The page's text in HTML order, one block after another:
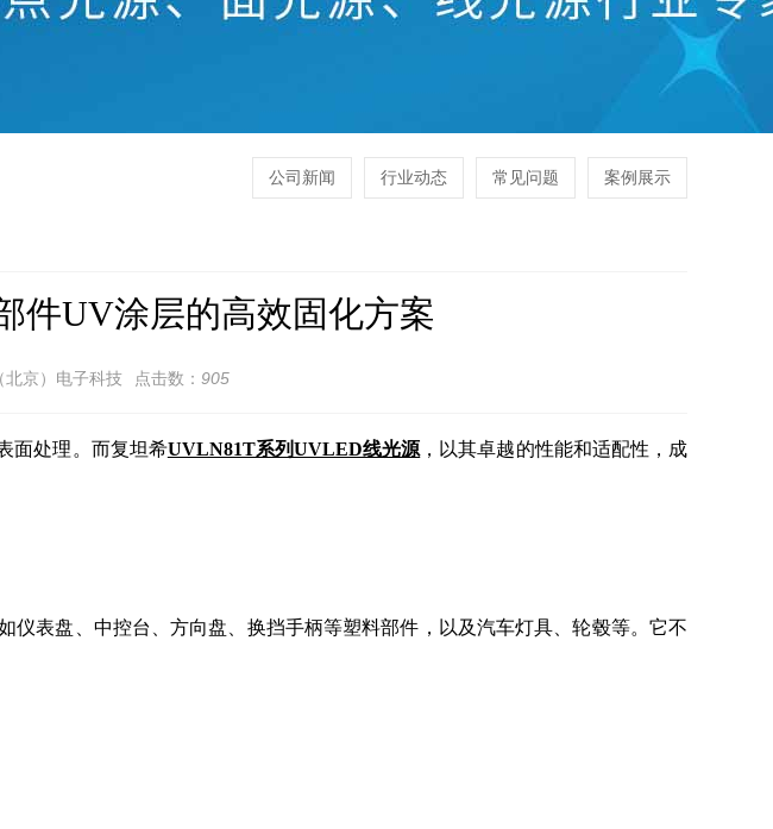
公司新闻 行业动态 常见问题 案例展示
件UV涂层的高效固化方案
北京）电子科技 点击数： 905
面处理。而复坦希UVLN81T系列UVLED线光源 ，以其卓越的性能和适配性，成
表盘、中控台、方向盘、换挡手柄等塑料部件，以及汽车灯具、轮毂等。它不